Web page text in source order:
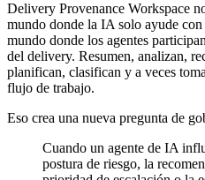
Delivery Provenance Workspace
mundo donde la IA solo ayude con
mundo donde los agentes
del delivery. Resumen, analizan,
planifican, clasifican y a veces
flujo de trabajo.
Eso crea una nueva pregunta de
Cuando un agente de IA
postura de riesgo, la